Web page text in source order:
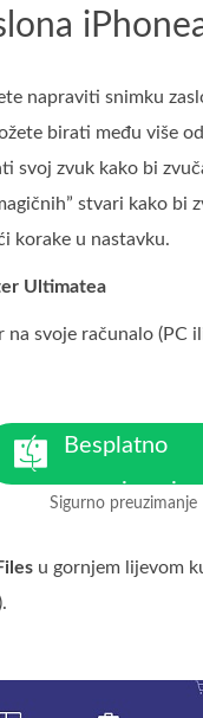
napraviti snimku
birati među više
svoj zvuk kako bi
stvari kako bi
korake u nastavku.
Ultimatea
svoje računalo (PC
Besplatno
preuzimanje
Za MacOS 10.7 ili
Sigurno preuzimanje
u gornjem lijevom